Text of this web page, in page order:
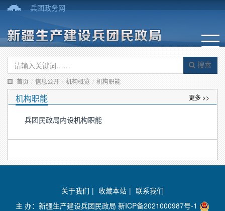
兵团政务网
搜索
首页 / 信息公开 / 机构概览 / 机构职能
机构职能 更多 >>
兵团民政局内设机构职能
关于我们 | 收藏本站 | 联系我们
主 办：新疆生产建设兵团民政局 新ICP备2021000987号-1